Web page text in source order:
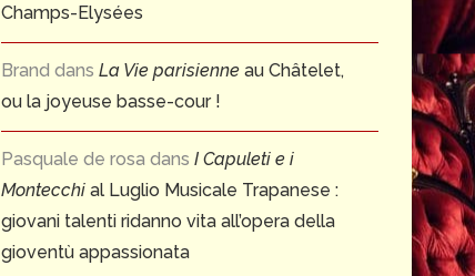
Champs-Elysées
Brand dans La Vie parisienne au Châtelet,
ou la joyeuse basse-cour !
Pasquale de rosa dans I Capuleti e i
Montecchi al Luglio Musicale Trapanese :
giovani talenti ridanno vita all’opera della
gioventù appassionata